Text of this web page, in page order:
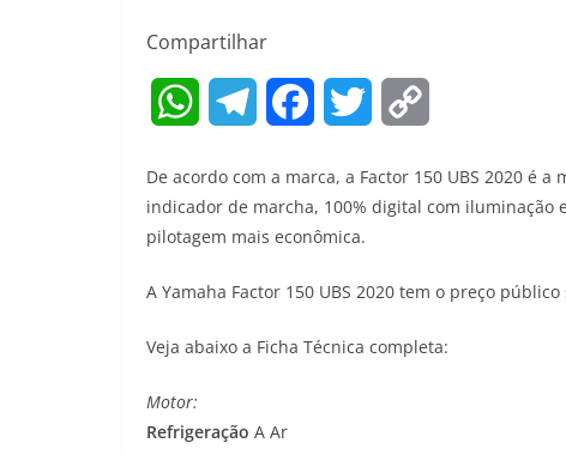
Compartilhar
W
a
t
s
A
p
l
e
g
r
m
e
b
o
i
t
e
p
L
i
De acordo com a marca, a Factor 150 UBS 2020 é
indicador de marcha, 100% digital com iluminação
pilotagem mais econômica.
A Yamaha Factor 150 UBS 2020 tem o preço
Veja abaixo a Ficha Técnica completa:
Motor:
Refrigeração A Ar